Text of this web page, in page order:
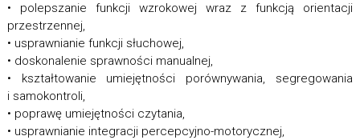
• polepszanie funkcji wzrokowej wraz z funkcją orientacji
przestrzennej,
• usprawnianie funkcji słuchowej,
• doskonalenie sprawności manualnej,
• kształtowanie umiejętności porównywania, segregowania
i samokontroli,
• poprawę umiejętności czytania,
• usprawnianie integracji percepcyjno-motorycznej,